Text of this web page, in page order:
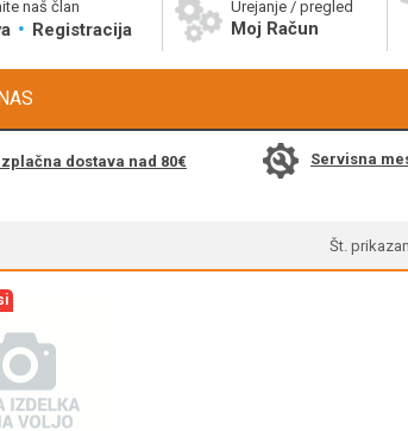
naš član
Registracija
Urejanje / pregled
Moj Račun
dostava nad 80€ Servisna
Št.